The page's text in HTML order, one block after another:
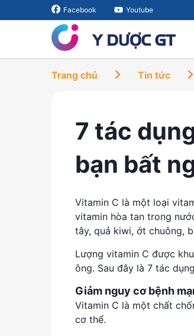
Facebook Youtube
Trang chủ Tin tức
7 tác
bạn bất
Vitamin C là một loại
vitamin hòa tan trong
tây, quả kiwi, ớt chuông,
Lượng vitamin C được
ông. Sau đây là 7 tác
Giảm nguy cơ bệnh
Vitamin C là một chất
cơ thể.